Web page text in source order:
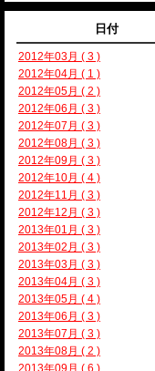
日付
2012年03月 ( 3 )
2012年04月 ( 1 )
2012年05月 ( 2 )
2012年06月 ( 3 )
2012年07月 ( 3 )
2012年08月 ( 3 )
2012年09月 ( 3 )
2012年10月 ( 4 )
2012年11月 ( 3 )
2012年12月 ( 3 )
2013年01月 ( 3 )
2013年02月 ( 3 )
2013年03月 ( 3 )
2013年04月 ( 3 )
2013年05月 ( 4 )
2013年06月 ( 3 )
2013年07月 ( 3 )
2013年08月 ( 2 )
2013年09月 ( 6 )